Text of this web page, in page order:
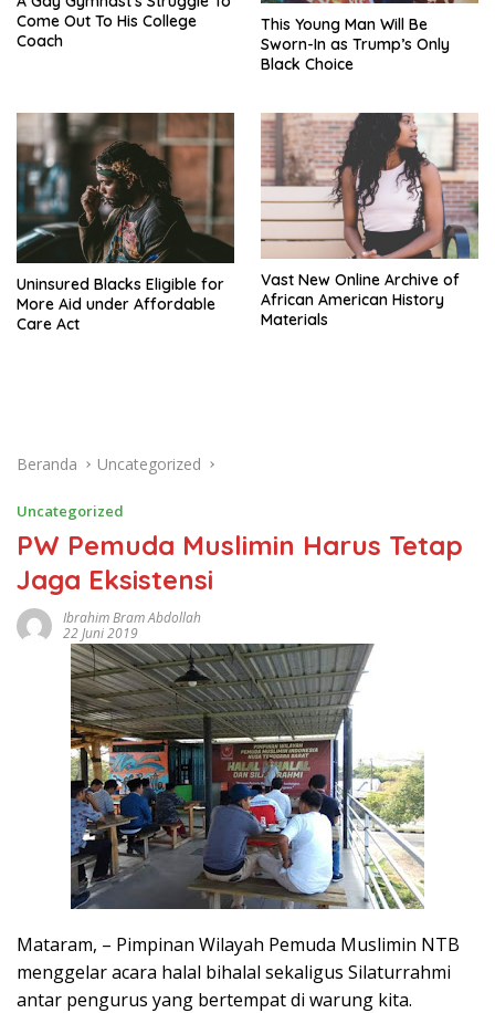
Come Out To His College
Coach
This Young Man Will Be
Sworn-In as Trump’s Only
Black Choice
Uninsured Blacks Eligible for
More Aid under Affordable
Care Act
Vast New Online Archive of
African American History
Materials
Beranda Uncategorized
Uncategorized
PW Pemuda Muslimin Harus Tetap
Jaga Eksistensi
Ibrahim Bram Abdollah
22 Juni 2019
Mataram, – Pimpinan Wilayah Pemuda Muslimin NTB
menggelar acara halal bihalal sekaligus Silaturrahmi
antar pengurus yang bertempat di warung kita.